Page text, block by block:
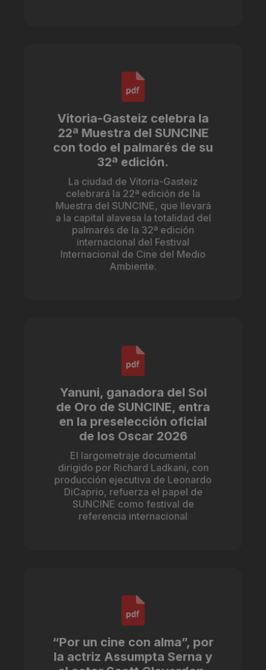
Vitoria-Gasteiz celebra la
22ª Muestra del SUNCINE
con todo el palmarés de su
32ª edición.
La ciudad de Vitoria-Gasteiz
celebrará la 22ª edición de la
Muestra del SUNCINE, que llevará
a la capital alavesa la totalidad del
palmarés de la 32ª edición
internacional del Festival
Internacional de Cine del Medio
Ambiente.
Yanuni, ganadora del Sol
de Oro de SUNCINE, entra
en la preselección oficial
de los Oscar 2026
El largometraje documental
dirigido por Richard Ladkani, con
producción ejecutiva de Leonardo
DiCaprio, refuerza el papel de
SUNCINE como festival de
referencia internacional
“Por un cine con alma”, por
la actriz Assumpta Serna y